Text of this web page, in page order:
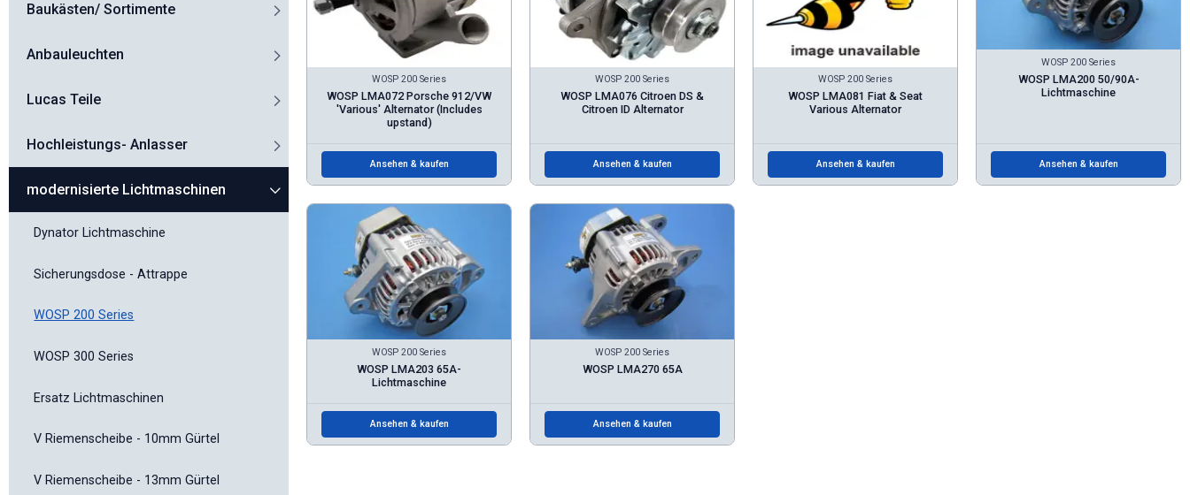
Baukästen/ Sortimente
Anbauleuchten
Lucas Teile
Hochleistungs- Anlasser
modernisierte Lichtmaschinen
Dynator Lichtmaschine
Sicherungsdose - Attrappe
WOSP 200 Series
WOSP 300 Series
Ersatz Lichtmaschinen
V Riemenscheibe - 10mm Gürtel
V Riemenscheibe - 13mm Gürtel
WOSP 200 Series
WOSP LMA072 Porsche 912/VW
'Various' Alternator (Includes
upstand)
Ansehen & kaufen
WOSP 200 Series
WOSP LMA076 Citroen DS &
Citroen ID Alternator
Ansehen & kaufen
WOSP 200 Series
WOSP LMA081 Fiat & Seat
Various Alternator
Ansehen & kaufen
WOSP 200 Series
WOSP LMA200 50/90A-
Lichtmaschine
Ansehen & kaufen
WOSP 200 Series
WOSP LMA203 65A-
Lichtmaschine
Ansehen & kaufen
WOSP 200 Series
WOSP LMA270 65A
Ansehen & kaufen